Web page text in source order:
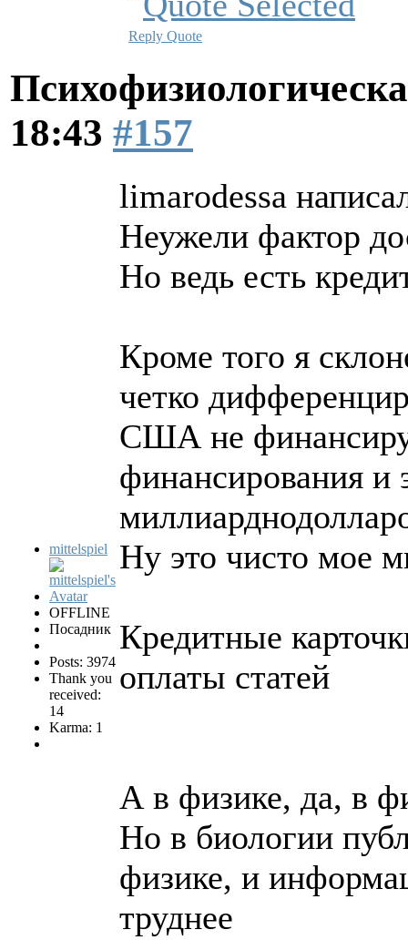
Reply Quote
18:43 #157
mittelspiel
OFFLINE
Посадник
Posts: 3974
Thank you
received:
14
Karma: 1
limarodessa
Неужели фактор
Но ведь есть
Кроме того я
четко
США не
финансирования и
Ну это чисто мое
Кредитные
оплаты статей
А в физике, да, в
Но в биологии
физике, и
труднее